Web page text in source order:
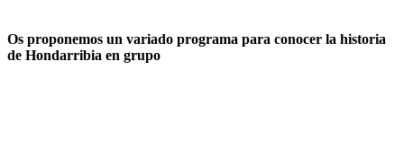
Os proponemos un variado programa para conocer la historia
de Hondarribia en grupo